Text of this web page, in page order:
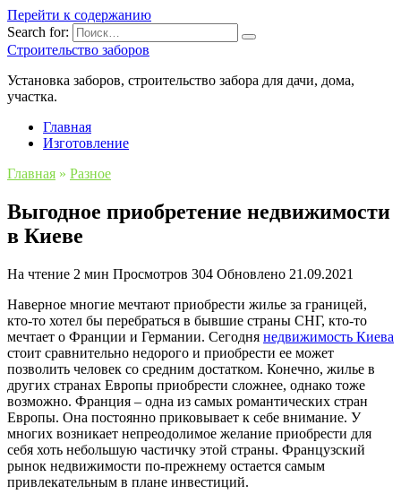
Перейти к содержанию
Search for:
Строительство заборов
Установка заборов, строительство забора для дачи, дома,
участка.
Главная
Изготовление
Главная » Разное
Выгодное приобретение недвижимости
в Киеве
На чтение 2 мин Просмотров 304 Обновлено 21.09.2021
Наверное многие мечтают приобрести жилье за границей,
кто-то хотел бы перебраться в бывшие страны СНГ, кто-то
мечтает о Франции и Германии. Сегодня недвижимость Киева
стоит сравнительно недорого и приобрести ее может
позволить человек со средним достатком. Конечно, жилье в
других странах Европы приобрести сложнее, однако тоже
возможно. Франция – одна из самых романтических стран
Европы. Она постоянно приковывает к себе внимание. У
многих возникает непреодолимое желание приобрести для
себя хоть небольшую частичку этой страны. Французский
рынок недвижимости по-прежнему остается самым
привлекательным в плане инвестиций.